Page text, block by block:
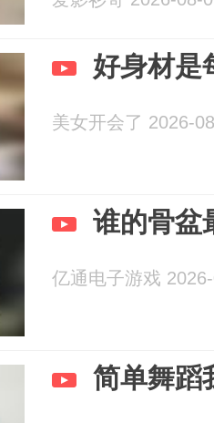
好身材是
美女开会了 2026-
谁的骨盆
亿通电子游戏
简单舞蹈